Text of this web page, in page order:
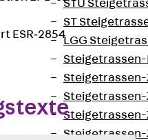
STU
ST
LGG
Steigetrassen-
Steigetrassen-
Steigetrassen-
Steigetrassen-
ESR‐2854